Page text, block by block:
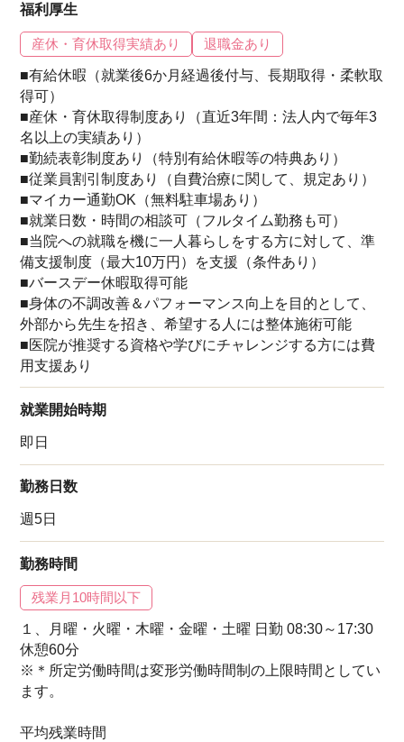
福利厚生
産休・育休取得実績あり 退職金あり
■有給休暇（就業後6か月経過後付与、長期取得・柔軟取
得可）
■産休・育休取得制度あり（直近3年間：法人内で毎年3
名以上の実績あり）
■勤続表彰制度あり（特別有給休暇等の特典あり）
■従業員割引制度あり（自費治療に関して、規定あり）
■マイカー通勤OK（無料駐車場あり）
■就業日数・時間の相談可（フルタイム勤務も可）
■当院への就職を機に一人暮らしをする方に対して、準
備支援制度（最大10万円）を支援（条件あり）
■バースデー休暇取得可能
■身体の不調改善＆パフォーマンス向上を目的として、
外部から先生を招き、希望する人には整体施術可能
■医院が推奨する資格や学びにチャレンジする方には費
用支援あり
就業開始時期
即日
勤務日数
週5日
勤務時間
残業月10時間以下
１、月曜・火曜・木曜・金曜・土曜 日勤 08:30～17:30
休憩60分
※＊所定労働時間は変形労働時間制の上限時間としてい
ます。
平均残業時間